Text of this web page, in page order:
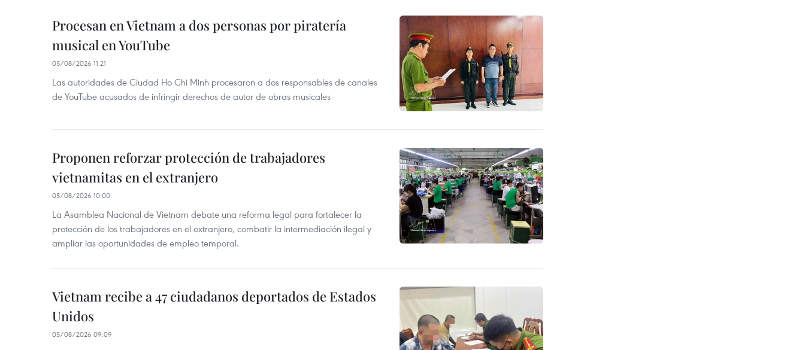
Procesan en Vietnam a dos personas por piratería
musical en YouTube
05/08/2026 11:21
Las autoridades de Ciudad Ho Chi Minh procesaron a dos responsables de canales
de YouTube acusados de infringir derechos de autor de obras musicales
Proponen reforzar protección de trabajadores
vietnamitas en el extranjero
05/08/2026 10:00
La Asamblea Nacional de Vietnam debate una reforma legal para fortalecer la
protección de los trabajadores en el extranjero, combatir la intermediación ilegal y
ampliar las oportunidades de empleo temporal.
Vietnam recibe a 47 ciudadanos deportados de Estados
Unidos
05/08/2026 09:09